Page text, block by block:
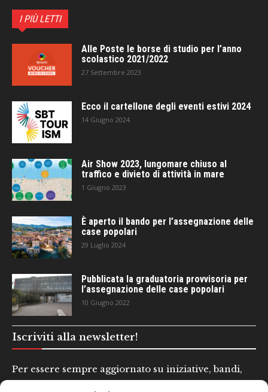
I PIÙ LETTI
Alle Poste le borse di studio per l’anno
scolastico 2021/2022
27 Settembre 2023
Ecco il cartellone degli eventi estivi 2024
14 Giugno 2024
Air Show 2023, lungomare chiuso al
traffico e divieto di attività in mare
1 Giugno 2023
È aperto il bando per l’assegnazione delle
case popolari
29 Luglio 2024
Pubblicata la graduatoria provvisoria per
l’assegnazione delle case popolari
10 Giugno 2022
Iscriviti alla newsletter!
Per essere sempre aggiornato su iniziative, bandi,